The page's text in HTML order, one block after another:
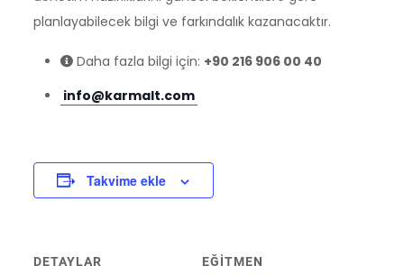
planlayabilecek bilgi ve farkındalık kazanacaktır.
Daha fazla bilgi için: +90 216 906 00 40
info@karmalt.com
Takvime ekle
DETAYLAR EĞITMEN